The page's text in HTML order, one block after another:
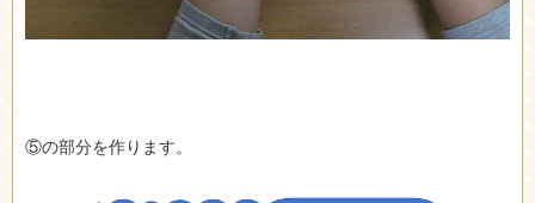
⑤の部分を作ります。